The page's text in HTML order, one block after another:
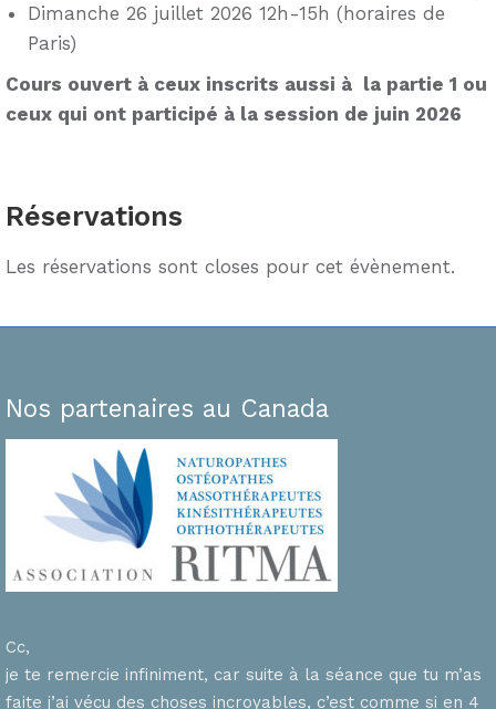
Dimanche 26 juillet 2026 12h-15h (horaires de
Paris)
Cours ouvert à ceux inscrits aussi à la partie 1 ou
ceux qui ont participé à la session de juin 2026
Réservations
Les réservations sont closes pour cet évènement.
Nos partenaires au Canada
Cc,
je te remercie infiniment, car suite à la séance que tu m’as
faite j’ai vécu des choses incroyables, c’est comme si en 4